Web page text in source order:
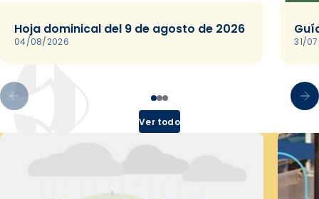
Hoja dominical del 9 de agosto de 2026
04/08/2026 31/
Ver todo